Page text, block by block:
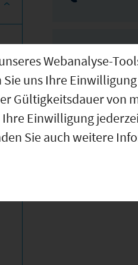
Exposé /
Webanalyse-
uns Ihre Einwilligung
Gültigkeitsdauer von
Einwilligung
Sie auch weitere